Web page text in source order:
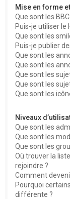
Mise en forme
Que sont les
Puis-je utiliser le
Que sont les
Puis-je publier
Que sont les
Que sont les
Que sont les
Que sont les
Que sont les
Niveaux
Que sont les
Que sont les
Que sont les
Où trouver la
rejoindre ?
Comment
Pourquoi
différente ?